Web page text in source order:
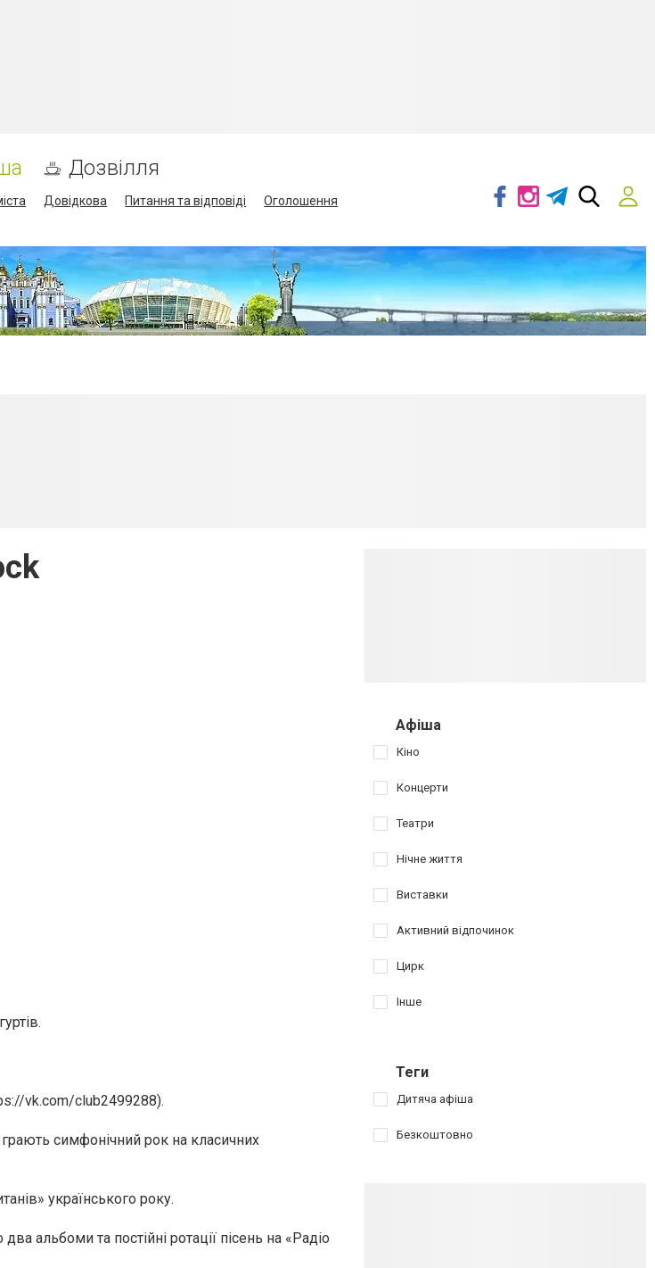
Дозвілля
Довідкова Питання та відповіді
Оголошення
vk.com/club2499288).
симфонічний рок на класичних
українського року.
альбоми та постійні ротації пісень на «Радіо
Афіша
Кіно
Концерти
Театри
Нічне життя
Виставки
Активний відпочинок
Цирк
Інше
Теги
Дитяча афіша
Безкоштовно